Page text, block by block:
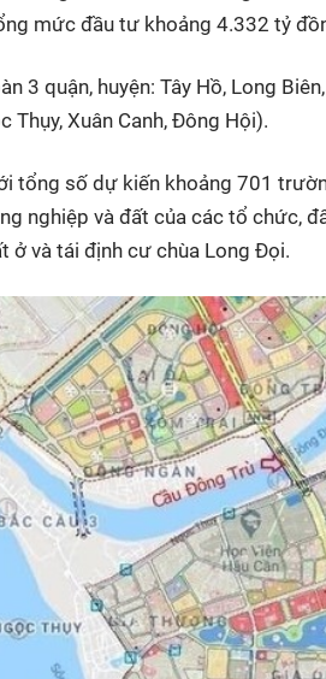
mức đầu tư khoảng 4.332 tỷ
3 quận, huyện: Tây Hồ, Long
Thụy, Xuân Canh, Đông Hội).
tổng số dự kiến khoảng 701
nghiệp và đất của các tổ chức,
và tái định cư chùa Long Đọi.